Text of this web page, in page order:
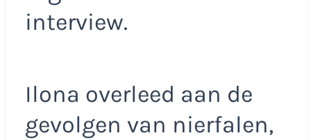
interview.
Ilona overleed aan de
gevolgen van nierfalen,